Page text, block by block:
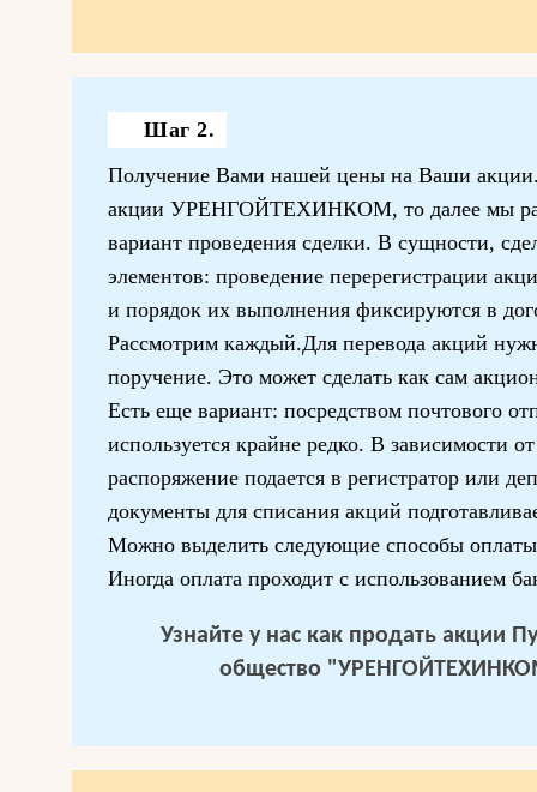
Шаг 2.
Получение Вами нашей цены на Ваши акции.
акции УРЕНГОЙТЕХИНКОМ, то далее мы
вариант проведения сделки. В сущности,
элементов: проведение перерегистрации
и порядок их выполнения фиксируются в
Рассмотрим каждый.Для перевода акций
поручение. Это может сделать как сам
Есть еще вариант: посредством почтового
используется крайне редко. В зависимости
распоряжение подается в регистратор или
документы для списания акций
Можно выделить следующие способы
Иногда оплата проходит с использованием
Узнайте у нас как продать акции
общество